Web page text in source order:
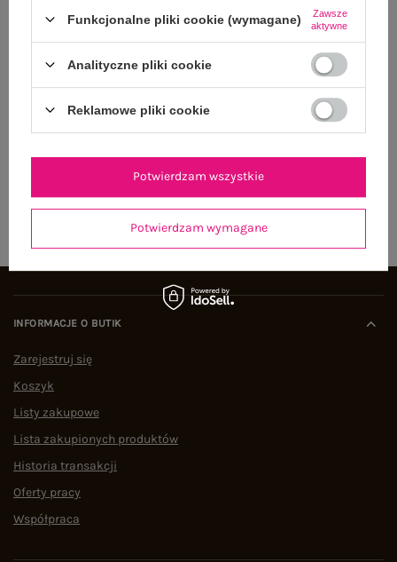
NEWSLETTER
Zapisz się do naszego newslettera i otrzymaj 15% zniżki na
ZAPISZ SIĘ
INFORMACJE O BUTIK
Zarejestruj się
Koszyk
Listy zakupowe
Lista zakupionych produktów
Historia transakcji
Oferty pracy
Współpraca
Funkcjonalne pliki cookie (wymagane)
Zawsze
aktywne
Analityczne pliki cookie
Reklamowe pliki cookie
Potwierdzam wymagane
Potwierdzam wszystkie